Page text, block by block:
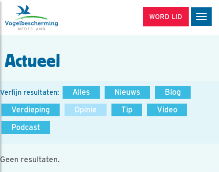
WORD LID
Actueel
Verfijn resultaten: Alles Nieuws
Blog
Verdieping
Opinie Tip
Video
Podcast
Geen resultaten.